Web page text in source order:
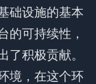
础设施的基本
的可持续性，
了积极贡献。
境，在这个环